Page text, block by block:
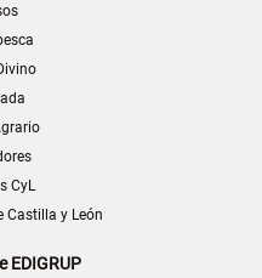
CyL
Castilla y León
EDIGRUP